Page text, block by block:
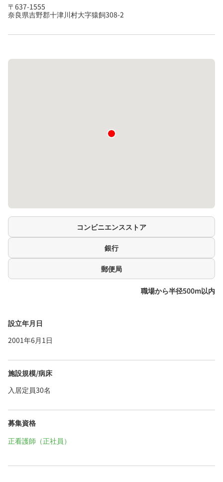
〒637-1555
奈良県吉野郡十津川村大字猿飼308-2
コンビニエンスストア
銀行
郵便局
職場から半径500m以内
設立年月日
2001年6月1日
施設規模/病床
入居定員30名
募集資格
正看護師（正社員）